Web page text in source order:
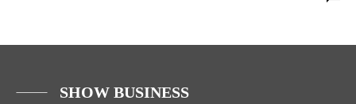
SHOW BUSINESS